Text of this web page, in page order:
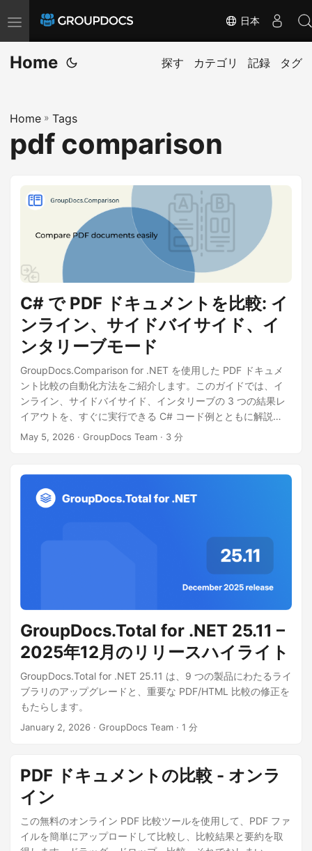
T
o
g
e
n
a
日本
Home 探す カテゴリ 記録 タグ
Home » Tags
pdf comparison
C# で PDF ドキュメントを比較: イ
ンライン、サイドバイサイド、イ
ンタリーブモード
GroupDocs.Comparison for .NET を使用した PDF ドキュメ
ント比較の自動化方法をご紹介します。このガイドでは、イ
ンライン、サイドバイサイド、インタリーブの 3 つの結果レ
イアウトを、すぐに実行できる C# コード例とともに解説
し、Adobe Acrobat で手動で PDF を比較する方法も簡単に説
May 5, 2026 · GroupDocs Team · 3 分
GroupDocs.Total for .NET 25.11 –
2025年12月のリリースハイライト
GroupDocs.Total for .NET 25.11 は、9 つの製品にわたるライ
ブラリのアップグレードと、重要な PDF/HTML 比較の修正を
もたらします。
January 2, 2026 · GroupDocs Team · 1 分
PDF ドキュメントの比較 - オンラ
イン
この無料のオンライン PDF 比較ツールを使用して、PDF ファ
イルを簡単にアップロードして比較し、比較結果と要約を取